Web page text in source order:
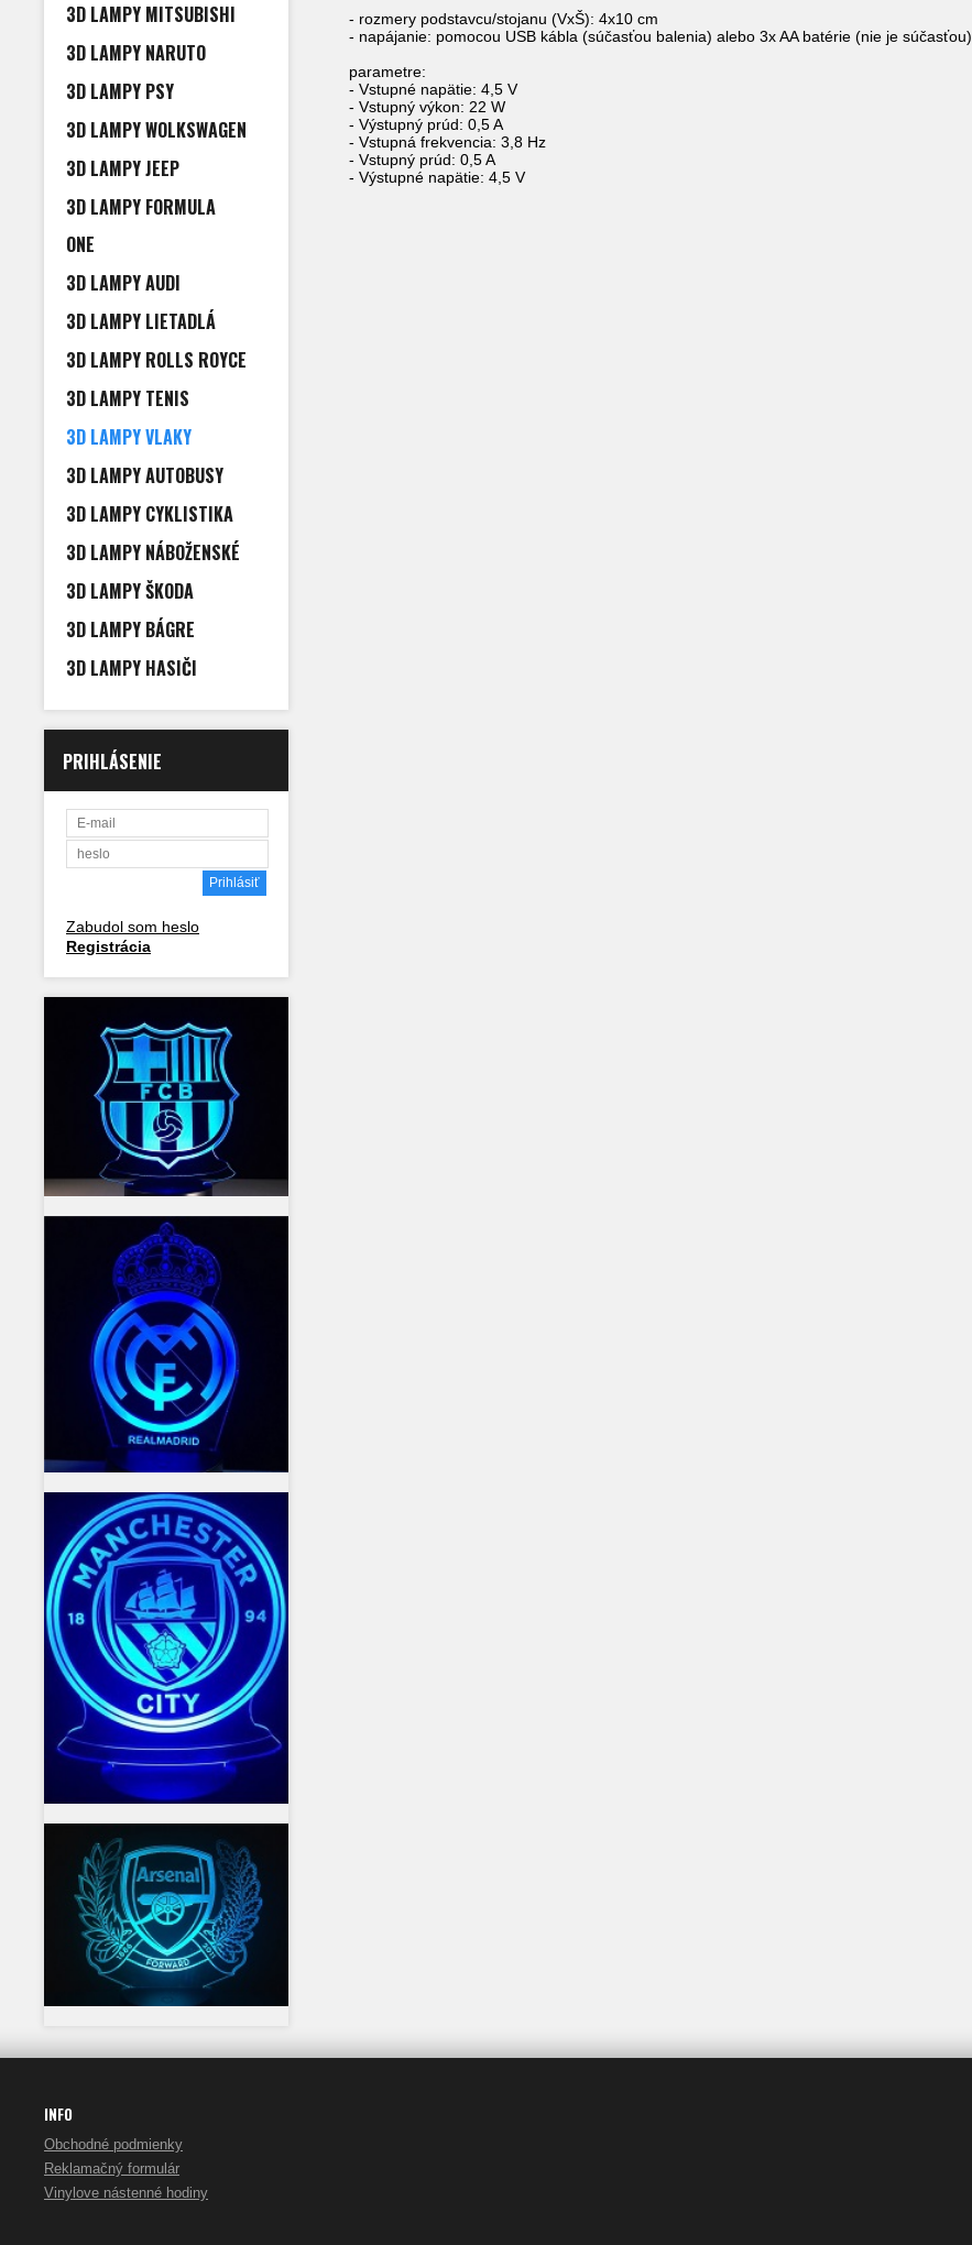
3D LAMPY MITSUBISHI
3D LAMPY NARUTO
3D LAMPY PSY
3D LAMPY WOLKSWAGEN
3D LAMPY JEEP
3D LAMPY FORMULA
ONE
3D LAMPY AUDI
3D LAMPY LIETADLÁ
3D LAMPY ROLLS ROYCE
3D LAMPY TENIS
3D LAMPY VLAKY
3D LAMPY AUTOBUSY
3D LAMPY CYKLISTIKA
3D LAMPY NÁBOŽENSKÉ
3D LAMPY ŠKODA
3D LAMPY BÁGRE
3D LAMPY HASIČI
PRIHLÁSENIE
Zabudol som heslo
Registrácia
- rozmery podstavcu/stojanu (VxŠ): 4x10 cm
- napájanie: pomocou USB kábla (súčasťou balenia) alebo 3x AA batérie (nie je súčasťou)
parametre:
- Vstupné napätie: 4,5 V
- Vstupný výkon: 22 W
- Výstupný prúd: 0,5 A
- Vstupná frekvencia: 3,8 Hz
- Vstupný prúd: 0,5 A
- Výstupné napätie: 4,5 V
INFO
Obchodné podmienky
Reklamačný formulár
Vinylove nástenné hodiny